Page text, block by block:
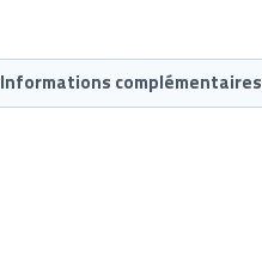
Informations complémentaires